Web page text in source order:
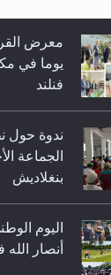
معرض
يوما في
فنلند
ندوة حول
الجماعة
بنغلاديش
اليوم
أنصار الله